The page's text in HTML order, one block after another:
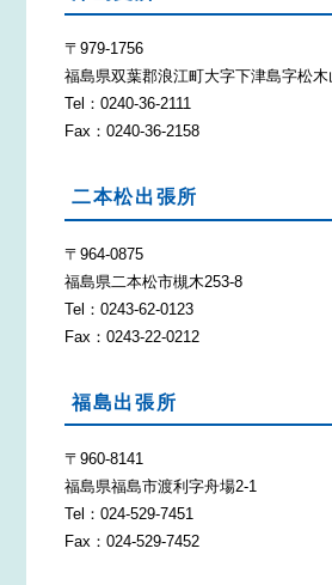
〒979-1756
福島県双葉郡浪江町大字下津島字松木
Tel：0240-36-2111
Fax：0240-36-2158
二本松出張所
〒964-0875
福島県二本松市槻木253-8
Tel：0243-62-0123
Fax：0243-22-0212
福島出張所
〒960-8141
福島県福島市渡利字舟場2-1
Tel：024-529-7451
Fax：024-529-7452